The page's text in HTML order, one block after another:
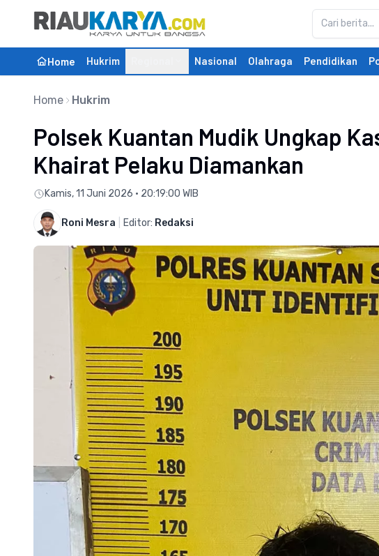
Home Hukrim Nasional Olahraga Pendidikan
Home Hukrim
Polsek Kuantan Mudik Ungkap
Khairat Pelaku Diamankan
Kamis, 11 Juni 2026 • 20:19:00 WIB
Roni Mesra Editor: Redaksi